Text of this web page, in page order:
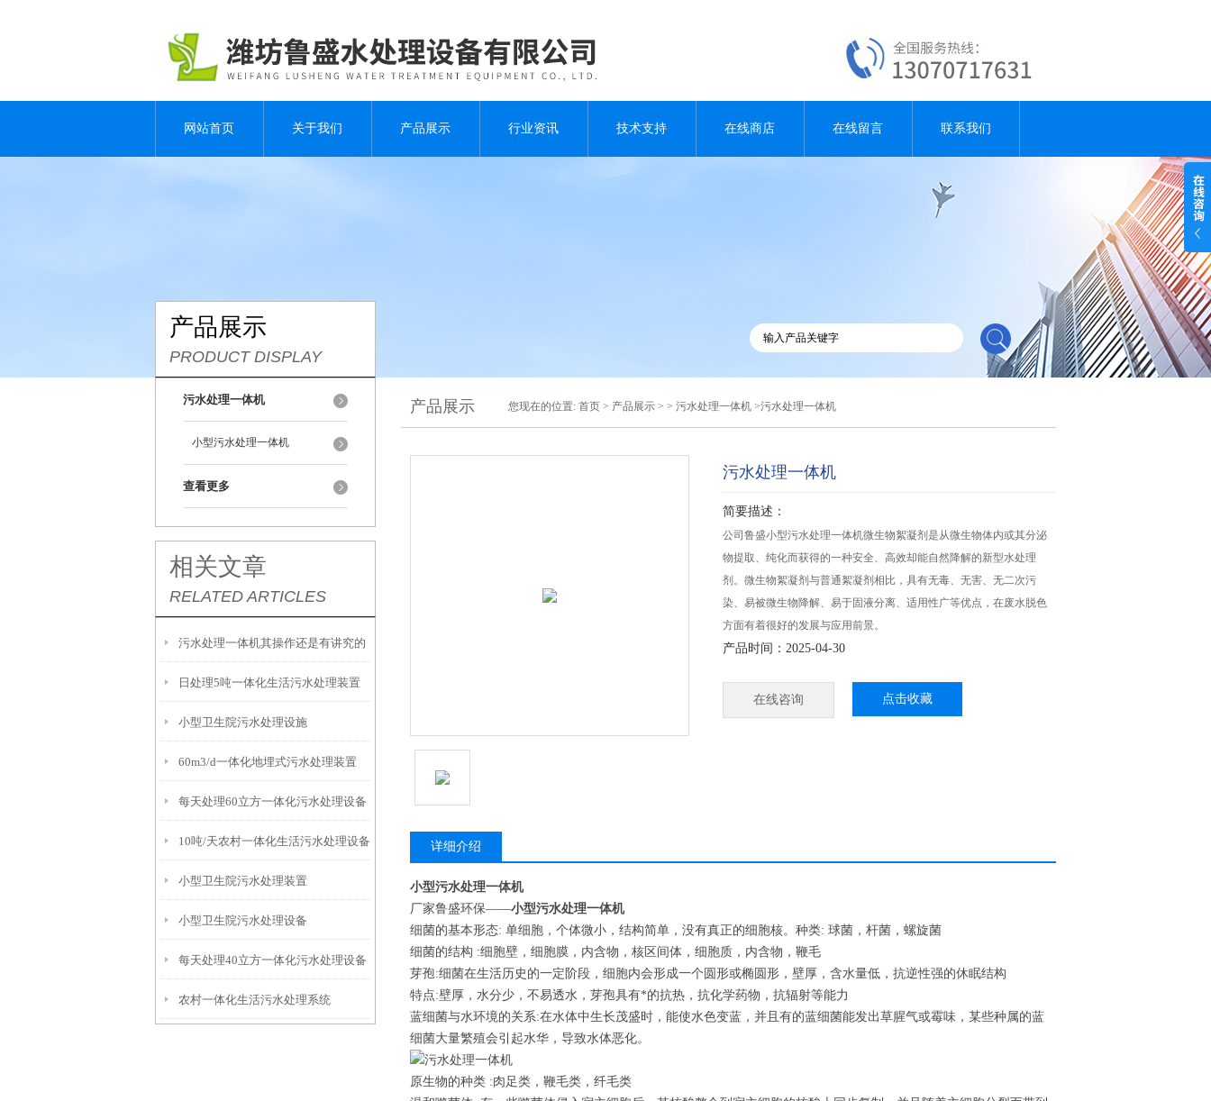
网站首页 关于我们 产品展示 行业资讯 技术支持 在线商店 在线留言 联系我们
产品展示
PRODUCT DISPLAY
污水处理一体机
小型污水处理一体机
查看更多
相关文章
RELATED ARTICLES
污水处理一体机其操作还是有讲究的
日处理5吨一体化生活污水处理装置
小型卫生院污水处理设施
60m3/d一体化地埋式污水处理装置
每天处理60立方一体化污水处理设备
10吨/天农村一体化生活污水处理设备
小型卫生院污水处理装置
小型卫生院污水处理设备
每天处理40立方一体化污水处理设备
农村一体化生活污水处理系统
产品展示 您现在的位置: 首页 > 产品展示 > > 污水处理一体机 >污水处理一体机
污水处理一体机
简要描述：
公司鲁盛小型污水处理一体机微生物絮凝剂是从微生物体内或其分泌
物提取、纯化而获得的一种安全、高效却能自然降解的新型水处理
剂。微生物絮凝剂与普通絮凝剂相比，具有无毒、无害、无二次污
染、易被微生物降解、易于固液分离、适用性广等优点，在废水脱色
方面有着很好的发展与应用前景。
产品时间：2025-04-30
在线咨询 点击收藏
详细介绍
小型污水处理一体机
厂家鲁盛环保——小型污水处理一体机
细菌的基本形态: 单细胞，个体微小，结构简单，没有真正的细胞核。种类: 球菌，杆菌，螺旋菌
细菌的结构 :细胞壁，细胞膜，内含物，核区间体，细胞质，内含物，鞭毛
芽孢:细菌在生活历史的一定阶段，细胞内会形成一个圆形或椭圆形，壁厚，含水量低，抗逆性强的休眠结构
特点:壁厚，水分少，不易透水，芽孢具有*的抗热，抗化学药物，抗辐射等能力
蓝细菌与水环境的关系:在水体中生长茂盛时，能使水色变蓝，并且有的蓝细菌能发出草腥气或霉味，某些种属的蓝
细菌大量繁殖会引起水华，导致水体恶化。
原生物的种类 :肉足类，鞭毛类，纤毛类